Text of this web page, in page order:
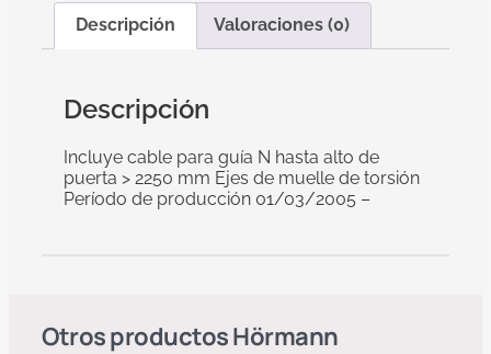
Descripción Valoraciones (0)
Descripción
Incluye cable para guía N hasta alto de
puerta > 2250 mm Ejes de muelle de torsión
Período de producción 01/03/2005 –
Otros productosHörmann